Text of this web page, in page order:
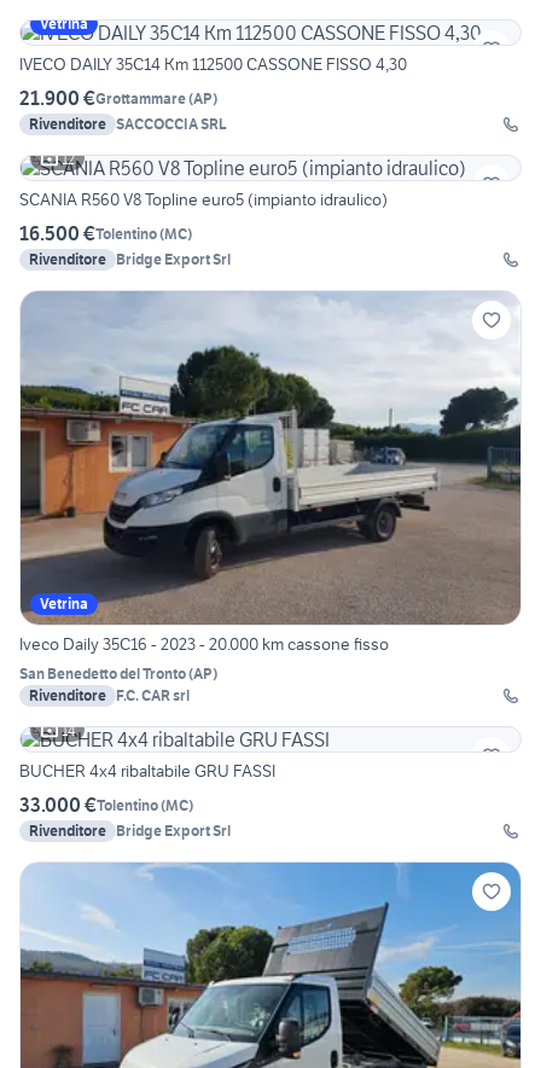
Vetrina
IVECO DAILY 35C14 Km 112500 CASSONE FISSO 4,30
21.900 €Grottammare(AP)
Rivenditore SACCOCCIA SRL
12
SCANIA R560 V8 Topline euro5 (impianto idraulico)
16.500 €Tolentino(MC)
Rivenditore Bridge Export Srl
Vetrina
Iveco Daily 35C16 - 2023 - 20.000 km cassone fisso
San Benedetto del Tronto(AP)
Rivenditore F.C. CAR srl
14
BUCHER 4x4 ribaltabile GRU FASSI
33.000 €Tolentino(MC)
Rivenditore Bridge Export Srl